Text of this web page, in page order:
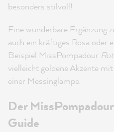
besonders stilvoll!
Eine wunderbare Ergänzung
auch ein kräftiges Rosa oder
Beispiel MissPompadour
vielleicht goldene Akzente
einer Messinglampe.
Der
Guide